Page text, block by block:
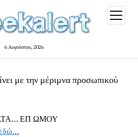
6 Αυγούστου, 2026
open
menu
με την μέριμνα προσωπικού
ΕΠ ΩΜΟΥ
εδώ…